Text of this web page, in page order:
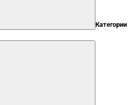
Категории